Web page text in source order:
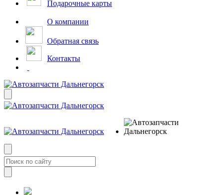
Подарочные карты
О компании
Обратная связь
Контакты